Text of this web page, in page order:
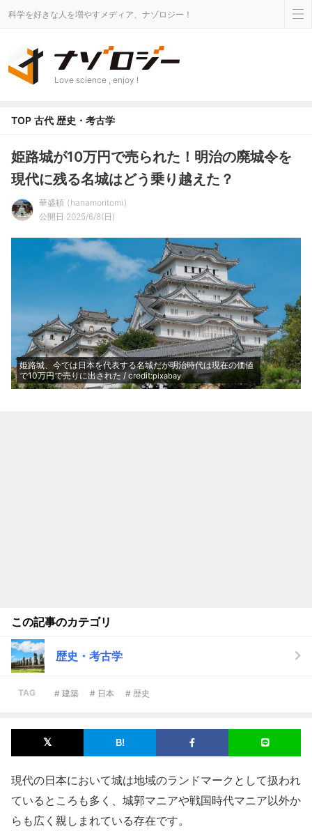
科学を好きな人を増やすメディア、ナゾロジー！
Love science , enjoy !
TOP 古代 歴史・考古学
姫路城が10万円で売られた！明治の廃城令を
現代に残る名城はどう乗り越えた？
華盛頓
hanamoritomi
公開日 2025/6/8(日)
姫路城、今では日本を代表する名城だが明治時代は現在の価値
で10万円で売りに出された / credit:pixabay
この記事のカテゴリ
歴史・考古学
TAG # 建築 # 日本 # 歴史
現代の日本において城は地域のランドマークとして扱われ
ているところも多く、城郭マニアや戦国時代マニア以外か
らも広く親しまれている存在です。